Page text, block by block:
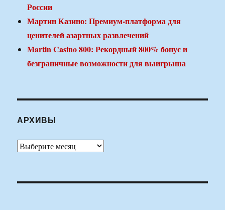
России
Мартин Казино: Премиум-платформа для
ценителей азартных развлечений
Martin Casino 800: Рекордный 800% бонус и
безграничные возможности для выигрыша
АРХИВЫ
Архивы